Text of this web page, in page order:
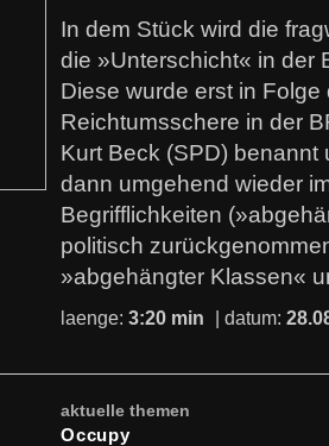
In dem Stück wird die
die »Unterschicht« in der
Diese wurde erst in
Reichtumsschere in der
Kurt Beck (SPD)
dann umgehend wieder
Begrifflichkeiten
politisch
»abgehängter Klassen«
laenge: 3:20 min | datum:
aktuelle themen
Occupy